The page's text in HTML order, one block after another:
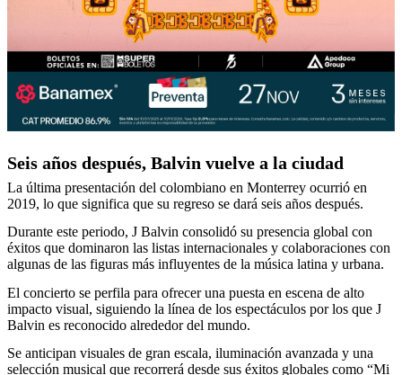
Seis años después, Balvin vuelve a la ciudad
La última presentación del colombiano en Monterrey ocurrió en
2019, lo que significa que su regreso se dará seis años después.
Durante este periodo, J Balvin consolidó su presencia global con
éxitos que dominaron las listas internacionales y colaboraciones con
algunas de las figuras más influyentes de la música latina y urbana.
El concierto se perfila para ofrecer una puesta en escena de alto
impacto visual, siguiendo la línea de los espectáculos por los que J
Balvin es reconocido alrededor del mundo.
Se anticipan visuales de gran escala, iluminación avanzada y una
selección musical que recorrerá desde sus éxitos globales como “Mi